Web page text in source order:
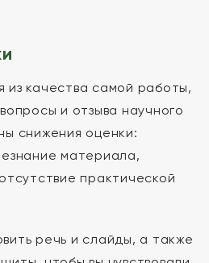
из качества самой работы,
и отзыва научного
снижения оценки:
материала,
практической
речь и слайды, а также